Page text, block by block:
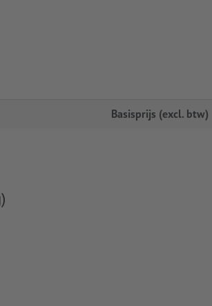
Basisprijs (excl. btw)